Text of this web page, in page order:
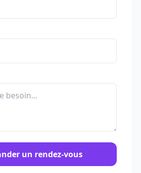
un rendez-vous